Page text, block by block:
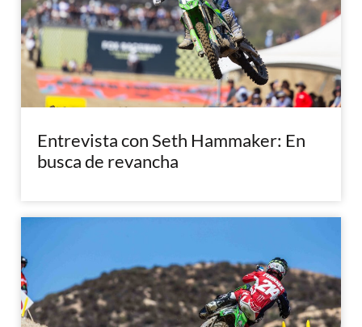
Entrevista con Seth Hammaker: En
busca de revancha